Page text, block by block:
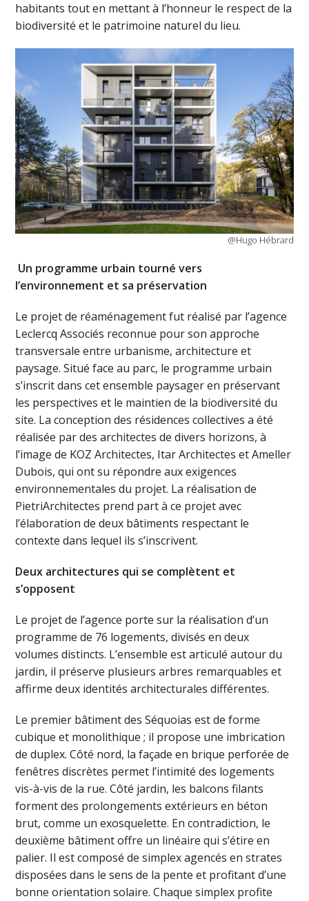
habitants tout en mettant à l’honneur le respect de la
biodiversité et le patrimoine naturel du lieu.
@Hugo Hébrard
Un programme urbain tourné vers
l’environnement et sa préservation
Le projet de réaménagement fut réalisé par l’agence
Leclercq Associés reconnue pour son approche
transversale entre urbanisme, architecture et
paysage. Situé face au parc, le programme urbain
s’inscrit dans cet ensemble paysager en préservant
les perspectives et le maintien de la biodiversité du
site. La conception des résidences collectives a été
réalisée par des architectes de divers horizons, à
l’image de KOZ Architectes, Itar Architectes et Ameller
Dubois, qui ont su répondre aux exigences
environnementales du projet. La réalisation de
PietriArchitectes prend part à ce projet avec
l’élaboration de deux bâtiments respectant le
contexte dans lequel ils s’inscrivent.
Deux architectures qui se complètent et
s’opposent
Le projet de l’agence porte sur la réalisation d’un
programme de 76 logements, divisés en deux
volumes distincts. L’ensemble est articulé autour du
jardin, il préserve plusieurs arbres remarquables et
affirme deux identités architecturales différentes.
Le premier bâtiment des Séquoias est de forme
cubique et monolithique ; il propose une imbrication
de duplex. Côté nord, la façade en brique perforée de
fenêtres discrètes permet l’intimité des logements
vis-à-vis de la rue. Côté jardin, les balcons filants
forment des prolongements extérieurs en béton
brut, comme un exosquelette. En contradiction, le
deuxième bâtiment offre un linéaire qui s’étire en
palier. Il est composé de simplex agencés en strates
disposées dans le sens de la pente et profitant d’une
bonne orientation solaire. Chaque simplex profite